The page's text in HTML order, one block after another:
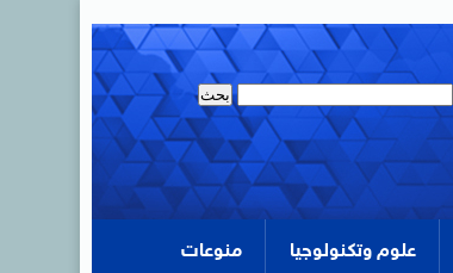
علوم وتكنولوجيا منوعات